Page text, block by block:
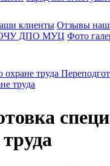
клиенты Отзывы
ДПО МУЦ Фото
труда
труда